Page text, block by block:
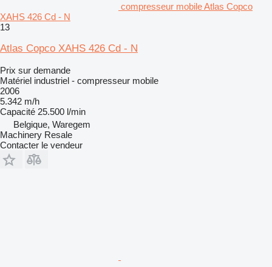
compresseur mobile Atlas Copco
XAHS 426 Cd - N
13
Atlas Copco XAHS 426 Cd - N
Prix sur demande
Matériel industriel - compresseur mobile
2006
5.342 m/h
Capacité 25.500 l/min
Belgique, Waregem
Machinery Resale
Contacter le vendeur